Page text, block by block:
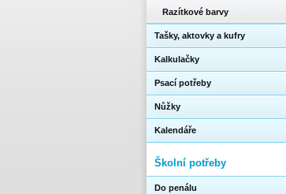
Razítkové barvy
Tašky, aktovky a kufry
Kalkulačky
Psací potřeby
Nůžky
Kalendáře
Školní potřeby
Do penálu